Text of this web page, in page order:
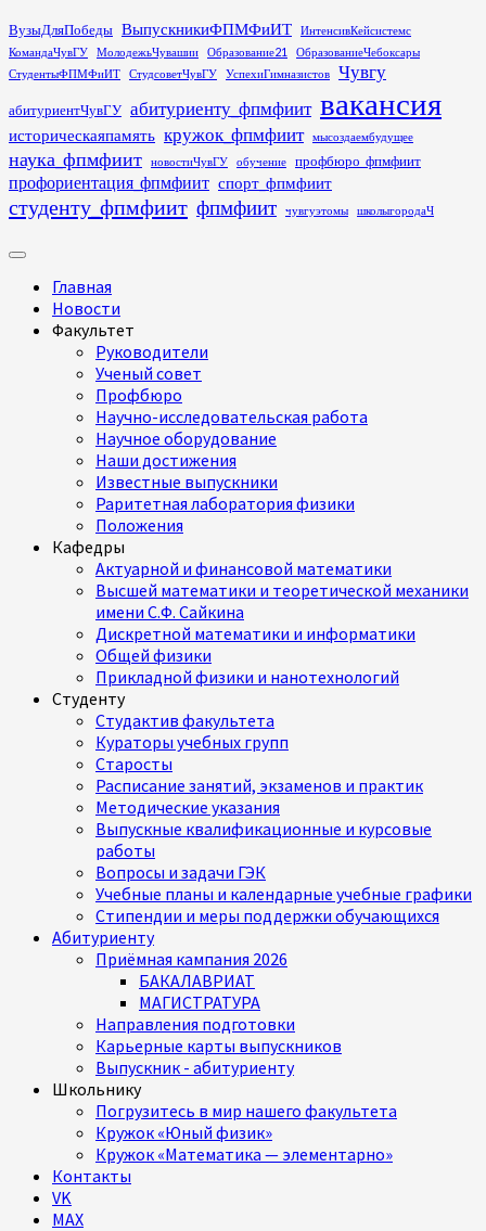
Перейти
к
содержимому
ВузыДляПобеды ВыпускникиФПМФиИТ
ИнтенсивКейсистемс
КомандаЧувГУ
МолодежьЧувашии Образование21
ОбразованиеЧебоксары
СтудентыФПМФиИТ
СтудсоветЧувГУ УспехиГимназистов Чувгу
абитуриентЧувГУ абитуриенту_фпмфиит вакансия
историческаяпамять кружок_фпмфиит мысоздаембудущее
наука_фпмфиит новостиЧувГУ обучение профбюро_фпмфиит
профориентация_фпмфиит спорт_фпмфиит
студенту_фпмфиит фпмфиит чувгуэтомы школыгородаЧ
Основное
Главная
Новости
Факультет
Руководители
Ученый совет
Профбюро
Научно-исследовательская работа
Научное оборудование
Наши достижения
Известные выпускники
Раритетная лаборатория физики
Положения
Кафедры
Актуарной и финансовой математики
Высшей математики и теоретической механики
имени С.Ф. Сайкина
Дискретной математики и информатики
Общей физики
Прикладной физики и нанотехнологий
Студенту
Студактив факультета
Кураторы учебных групп
Старосты
Расписание занятий, экзаменов и практик
Методические указания
Выпускные квалификационные и курсовые
работы
Вопросы и задачи ГЭК
Учебные планы и календарные учебные графики
Стипендии и меры поддержки обучающихся
Абитуриенту
Приёмная кампания 2026
БАКАЛАВРИАТ
МАГИСТРАТУРА
Направления подготовки
Карьерные карты выпускников
Выпускник - абитуриенту
Школьнику
Погрузитесь в мир нашего факультета
Кружок «Юный физик»
Кружок «Математика — элементарно»
Контакты
VK
MAX